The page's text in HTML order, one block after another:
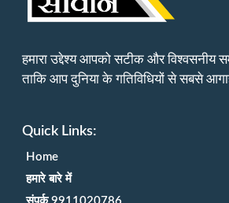
हमारा उद्देश्य आपको सटीक और विश्वसनीय
ताकि आप दुनिया के गतिविधियों से सबसे
Quick Links:
Home
हमारे बारे में